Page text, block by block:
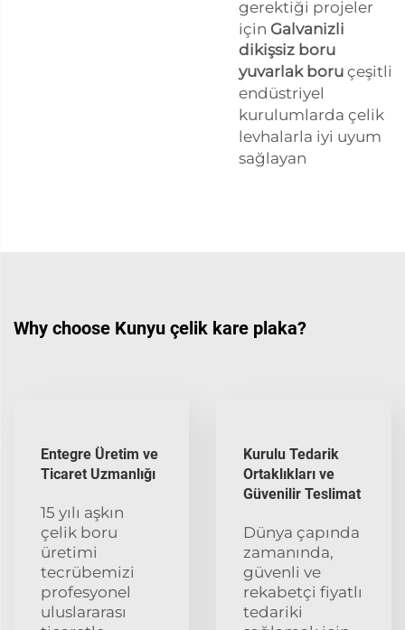
gerektiği projeler
için Galvanizli
dikişsiz boru
yuvarlak boru çeşitli
endüstriyel
kurulumlarda çelik
levhalarla iyi uyum
sağlayan
Why choose Kunyu çelik kare plaka?
Entegre Üretim ve
Ticaret Uzmanlığı
15 yılı aşkın
çelik boru
üretimi
tecrübemizi
profesyonel
uluslararası
Kurulu Tedarik
Ortaklıkları ve
Güvenilir Teslimat
Dünya çapında
zamanında,
güvenli ve
rekabetçi fiyatlı
tedariki